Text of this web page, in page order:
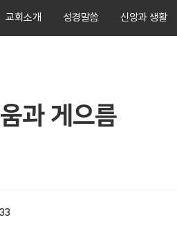
교회소개 성경말씀 신앙과 생활
과 게으름